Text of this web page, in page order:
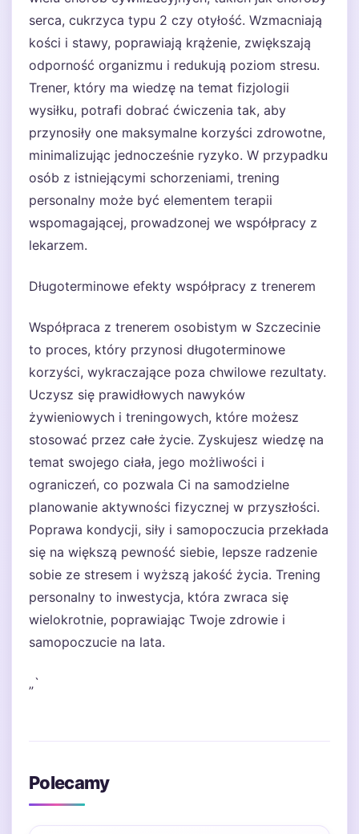
serca, cukrzyca typu 2 czy otyłość. Wzmacniają
kości i stawy, poprawiają krążenie, zwiększają
odporność organizmu i redukują poziom stresu.
Trener, który ma wiedzę na temat fizjologii
wysiłku, potrafi dobrać ćwiczenia tak, aby
przynosiły one maksymalne korzyści zdrowotne,
minimalizując jednocześnie ryzyko. W przypadku
osób z istniejącymi schorzeniami, trening
personalny może być elementem terapii
wspomagającej, prowadzonej we współpracy z
lekarzem.
Długoterminowe efekty współpracy z trenerem
Współpraca z trenerem osobistym w Szczecinie
to proces, który przynosi długoterminowe
korzyści, wykraczające poza chwilowe rezultaty.
Uczysz się prawidłowych nawyków
żywieniowych i treningowych, które możesz
stosować przez całe życie. Zyskujesz wiedzę na
temat swojego ciała, jego możliwości i
ograniczeń, co pozwala Ci na samodzielne
planowanie aktywności fizycznej w przyszłości.
Poprawa kondycji, siły i samopoczucia przekłada
się na większą pewność siebie, lepsze radzenie
sobie ze stresem i wyższą jakość życia. Trening
personalny to inwestycja, która zwraca się
wielokrotnie, poprawiając Twoje zdrowie i
samopoczucie na lata.
„`
Polecamy